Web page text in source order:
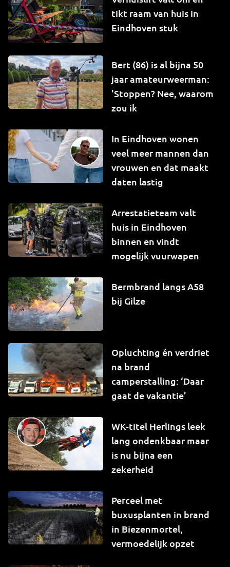
tikt raam van huis in
Eindhoven stuk
Bert (86) is al bijna 50
jaar amateurweerman:
'Stoppen? Nee, waarom
zou ik
In Eindhoven wonen
veel meer mannen dan
vrouwen en dat maakt
daten lastig
Arrestatieteam valt
huis in Eindhoven
binnen en vindt
mogelijk vuurwapen
Bermbrand langs A58
bij Gilze
Opluchting én verdriet
na brand
camperstalling: ‘Daar
gaat de vakantie’
WK-titel Herlings leek
lang ondenkbaar maar
is nu bijna een
zekerheid
Perceel met
buxusplanten in brand
in Biezenmortel,
vermoedelijk opzet